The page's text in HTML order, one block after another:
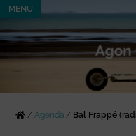
MENU
/Agenda / Bal Frappé